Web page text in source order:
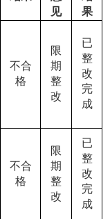
见
果
不合
格
限
期
整
改
已
整
改
完
成
不合
格
限
期
整
改
已
整
改
完
成